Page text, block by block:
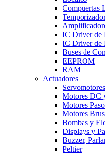
Compuertas
IC Driver de
IC Driver de
Buses de
EEPROM
RAM
Actuadores
Servomotores
Motores DC
Motores
Motores
Bombas y
Displays y
Buzzer,
Peltier